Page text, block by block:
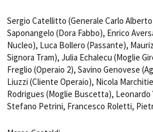
Sergio Catellitto (Generale Carlo
Saponangelo (Dora Fabbo), Enrico
Nucleo), Luca Bollero (Passante),
Signora Tram), Julia Echalecu (Moglie
Freglio (Operaio 2), Savino Genovese
Liuzzi (Cliente Operaio), Nicola
Rodrigues (Moglie Buscetta),
Stefano Petrini, Francesco Roletti,